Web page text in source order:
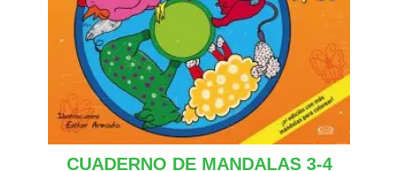
CUADERNO DE MANDALAS 3-4